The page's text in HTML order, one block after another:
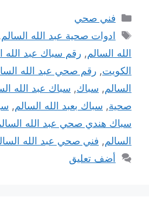
التصنيفات
فني صحي
الوسوم
ادوات صحية عبد الله السالم
الله السالم, رقم سباك عبد الله
الكويت, رقم صحي عبد الله
السالم, سباك, سباك عبد الله
صحية, سباك بعبد الله السالم,
سباك هندي صحي عبد الله
السالم, فني صحي عبد الله
أضف تعليق